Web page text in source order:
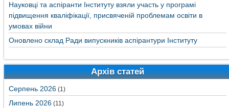
Науковці та аспіранти Інституту взяли участь у програмі
підвищення кваліфікації, присвяченій проблемам освіти в
умовах війни
Оновлено склад Ради випускників аспірантури Інституту
Архів статей
Серпень 2026 (1)
Липень 2026 (11)